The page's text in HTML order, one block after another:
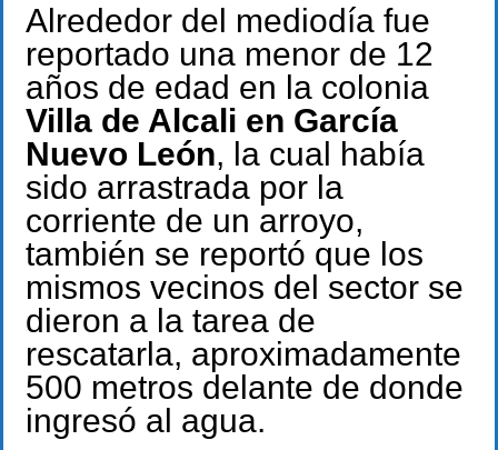
Alrededor del mediodía fue
reportado una menor de 12
años de edad en la colonia
Villa de Alcali en García
Nuevo León, la cual había
sido arrastrada por la
corriente de un arroyo,
también se reportó que los
mismos vecinos del sector se
dieron a la tarea de
rescatarla, aproximadamente
500 metros delante de donde
ingresó al agua.